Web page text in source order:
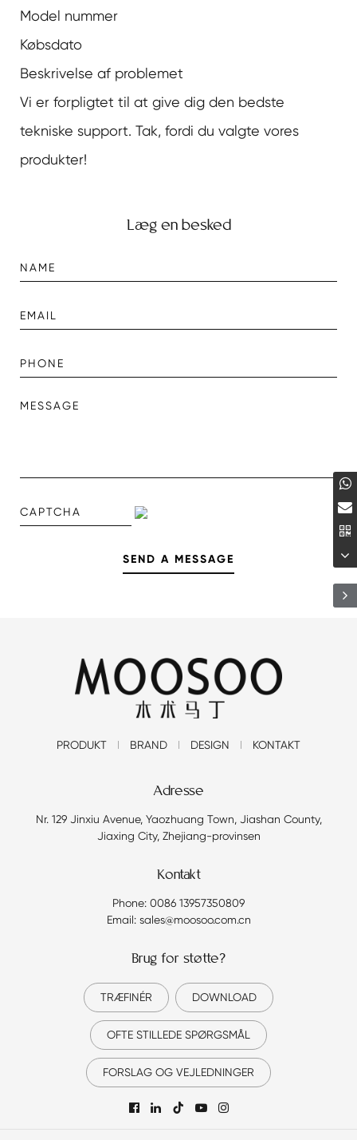
Model nummer
Købsdato
Beskrivelse af problemet
Vi er forpligtet til at give dig den bedste
tekniske support. Tak, fordi du valgte vores
produkter!
Læg en besked
PRODUKT BRAND DESIGN KONTAKT
Adresse
Nr. 129 Jinxiu Avenue, Yaozhuang Town, Jiashan County,
Jiaxing City, Zhejiang-provinsen
Kontakt
Phone: 0086 13957350809
Email: sales@moosoo.com.cn
Brug for støtte?
TRÆFINÉR DOWNLOAD
OFTE STILLEDE SPØRGSMÅL
FORSLAG OG VEJLEDNINGER
